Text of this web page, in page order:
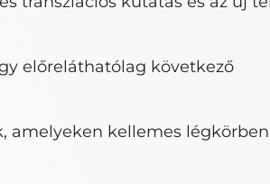
előreláthatólag következő
amelyeken kellemes